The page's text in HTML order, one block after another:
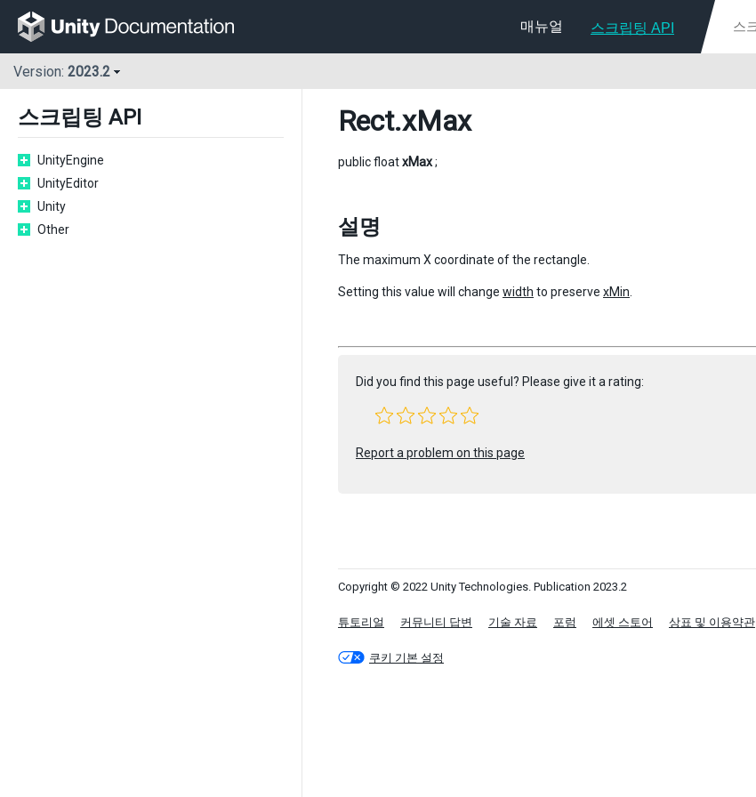
매뉴얼 스크립팅 API
Version: 2023.2
스크립팅 API
UnityEngine
UnityEditor
Unity
Other
Rect.xMax
public floatxMax;
설명
The maximum X coordinate of the rectangle.
Setting this value will change width to preserve xMin
Did you find this page useful? Please give it a rating:
Report a problem on this page
Copyright © 2022 Unity Technologies. Publication 2023.2
튜토리얼 커뮤니티 답변 기술 자료 포럼 에셋 스토어 상표 및 이용약관
쿠키 기본 설정